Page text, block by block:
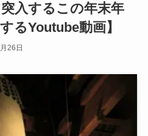
突入するこの年末年
るYoutube動画】
26日